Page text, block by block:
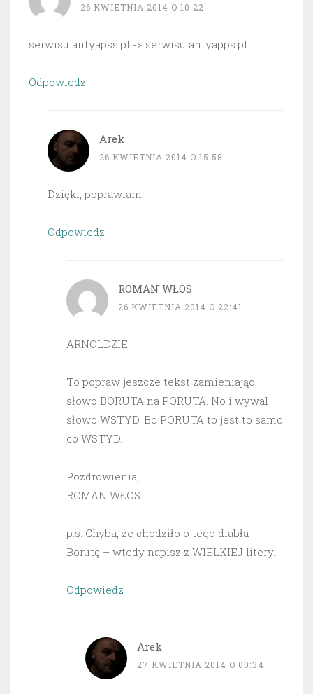
26 KWIETNIA 2014 O 10:22
serwisu antyapss.pl -> serwisu antyapps.pl
Odpowiedz
Arek
26 KWIETNIA 2014 O 15:58
Dzięki, poprawiam
Odpowiedz
ROMAN WŁOS
26 KWIETNIA 2014 O 22:41
ARNOLDZIE,
To popraw jeszcze tekst zamieniając
słowo BORUTA na PORUTA. No i wywal
słowo WSTYD. Bo PORUTA to jest to samo
co WSTYD.
Pozdrowienia,
ROMAN WŁOS
p.s. Chyba, że chodziło o tego diabła
Borutę – wtedy napisz z WIELKIEJ litery.
Odpowiedz
Arek
27 KWIETNIA 2014 O 00:34